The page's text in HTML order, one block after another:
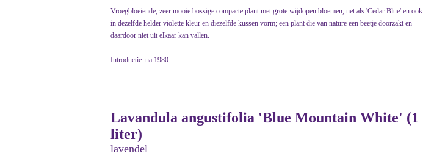
Vroegbloeiende, zeer mooie bossige compacte plant met grote wijdopen bloemen, net als 'Cedar Blue' en ook
in dezelfde helder violette kleur en diezelfde kussen vorm; een plant die van nature een beetje doorzakt en
daardoor niet uit elkaar kan vallen.
Introductie: na 1980.
Lavandula angustifolia 'Blue Mountain White' (1
liter)
lavendel